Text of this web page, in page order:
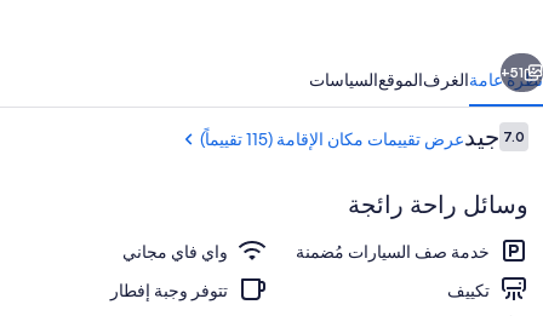
التالي
51+
نظرة عامةالغرفالموقعالسياسات
التقييمات
7.07.0 من 10جيدعرض تقييمات مكان الإقامة (115 تقييماً)
وسائل راحة رائجة
خدمة صف السيارات مُضمنة
واي فاي مجاني
تكييف
تتوفر وجبة إفطار